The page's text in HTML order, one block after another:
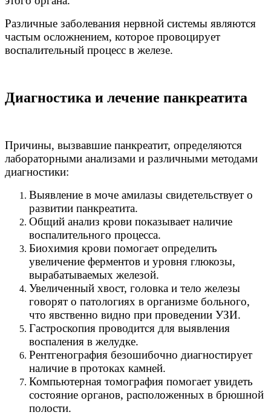
Различные заболевания нервной системы являются
частым осложнением, которое провоцирует
воспалительный процесс в железе.
Диагностика и лечение панкреатита
Причины, вызвавшие панкреатит, определяются
лабораторными анализами и различными методами
диагностики:
Выявление в моче амилазы свидетельствует о
развитии панкреатита.
Общий анализ крови показывает наличие
воспалительного процесса.
Биохимия крови помогает определить
увеличение ферментов и уровня глюкозы,
вырабатываемых железой.
Увеличенный хвост, головка и тело железы
говорят о патологиях в организме больного,
что явственно видно при проведении УЗИ.
Гастроскопия проводится для выявления
воспаления в желудке.
Рентгенография безошибочно диагностирует
наличие в протоках камней.
Компьютерная томография помогает увидеть
состояние органов, расположенных в брюшной
полости.